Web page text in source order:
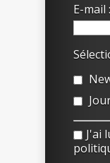
E-mail :
J'ai